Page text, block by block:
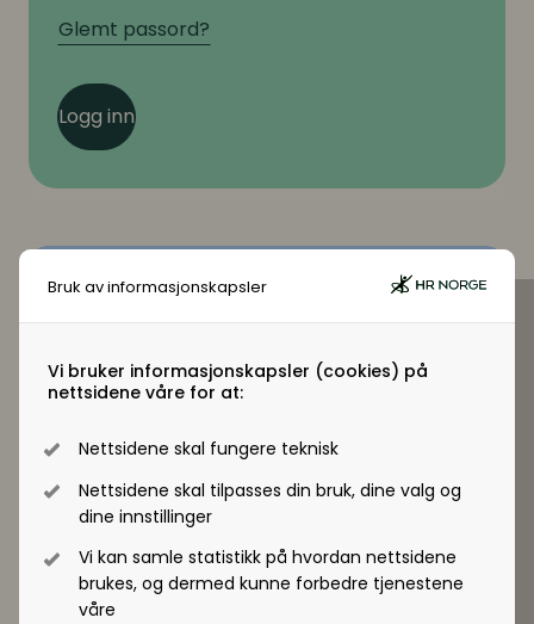
Bruk av informasjonskapsler
Vi bruker informasjonskapsler (cookies) på
nettsidene våre for at:
Nettsidene skal fungere teknisk
Nettsidene skal tilpasses din bruk, dine valg og
dine innstillinger
Vi kan samle statistikk på hvordan nettsidene
brukes, og dermed kunne forbedre tjenestene
våre
Glemt passord?
Logg inn
Virksomhetsmedlem?
virksomhetsmedlem i HR Norge får alle
ansatte tilgang til +artikler og andre
Registrer deg - Få tilgang